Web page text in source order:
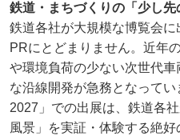
鉄道・まちづくりの「少し
鉄道各社が大規模な博覧会
PRにとどまりません。近年
や環境負荷の少ない次世代
な沿線開発が急務となって
2027」での出展は、鉄道各
風景」を実証・体験する絶